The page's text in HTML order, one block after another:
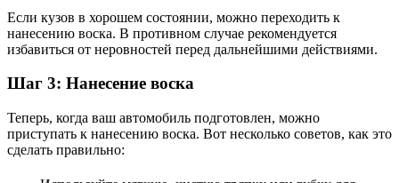
Если кузов в хорошем состоянии, можно переходить к
нанесению воска. В противном случае рекомендуется
избавиться от неровностей перед дальнейшими действиями.
Шаг 3: Нанесение воска
Теперь, когда ваш автомобиль подготовлен, можно
приступать к нанесению воска. Вот несколько советов, как это
сделать правильно: